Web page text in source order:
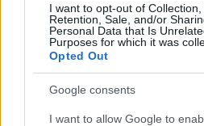
I want to opt-out of Collection,
Retention, Sale, and/or
Personal Data that Is
Purposes for which it was
Opted Out
Google consents
I want to allow Google to